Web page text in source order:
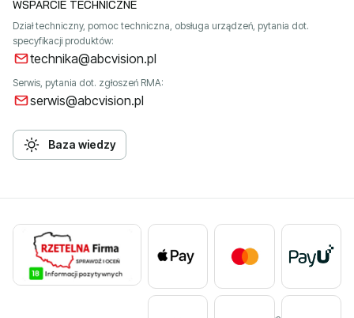
WSPARCIE TECHNICZNE
Dział techniczny, pomoc techniczna, obsługa urządzeń, pytania dot.
specyfikacji produktów:
technika@abcvision.pl
Serwis, pytania dot. zgłoszeń RMA:
serwis@abcvision.pl
Baza wiedzy